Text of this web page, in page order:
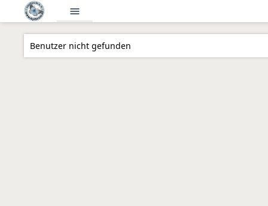
menu
Benutzer nicht gefunden